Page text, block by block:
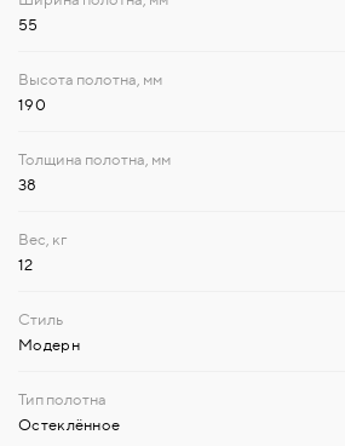
55
190
38
12
Модерн
Остеклённое